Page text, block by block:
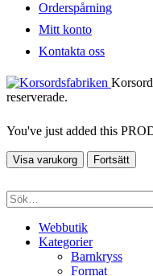
Orderspårning
Mitt konto
Kontakta oss
reserverade.
You've just added this
Visa varukorg Fortsätt
Webbutik
Kategorier
Barnkryss
Format